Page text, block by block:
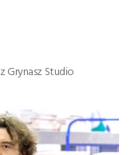
Grynasz Studio